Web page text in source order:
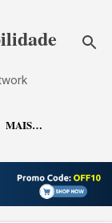
MAIS…